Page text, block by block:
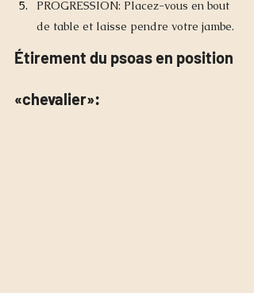
PROGRESSION: Placez-vous en bout
de table et laisse pendre votre jambe.
Étirement du psoas en position
«chevalier»: